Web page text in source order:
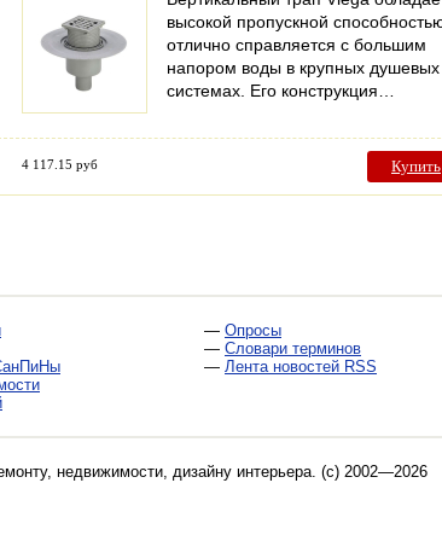
высокой пропускной
отлично справляется с большим
напором воды в крупных душевых
системах. Его конструкция…
4 117.15 руб Купить
— Опросы
— Словари терминов
— Лента новостей RSS
недвижимости, дизайну интерьера . (c) 2002—2026